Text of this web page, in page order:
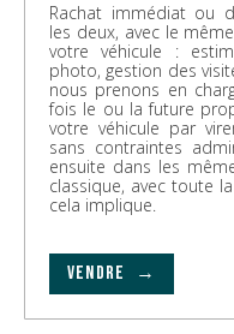
Rachat immédiat ou
les deux, avec le
votre véhicule :
photo, gestion des
nous prenons en
fois le ou la future
votre véhicule par
sans contraintes
ensuite dans les
classique, avec toute
cela implique.
VENDRE →